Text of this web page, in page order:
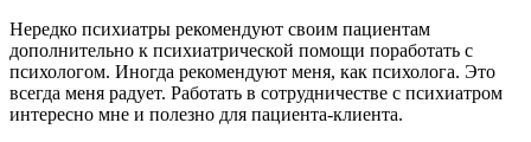
Нередко психиатры рекомендуют своим пациентам
дополнительно к психиатрической помощи поработать с
психологом. Иногда рекомендуют меня, как психолога. Это
всегда меня радует. Работать в сотрудничестве с психиатром
интересно мне и полезно для пациента-клиента.